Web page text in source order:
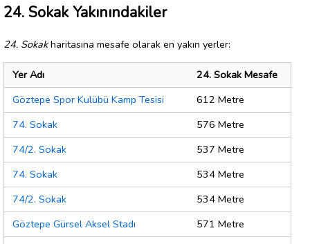
24. Sokak Yakınındakiler
24. Sokakharitasına mesafe olarak en yakın yerler:
Yer Adı
24. Sokak Mesafe
Göztepe Spor Kulübü Kamp Tesisi
612 Metre
74. Sokak
576 Metre
74/2. Sokak
537 Metre
74. Sokak
534 Metre
74/2. Sokak
534 Metre
Göztepe Gürsel Aksel Stadı
571 Metre